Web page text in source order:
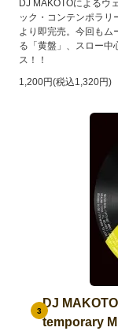
DJ MAKOTOによるウ
ック・コンテンポラリ
より即完売。今回もム
る「黄盤」、スロー中
ス！！
1,200円(税込1,320円)
3
DJ
temporary